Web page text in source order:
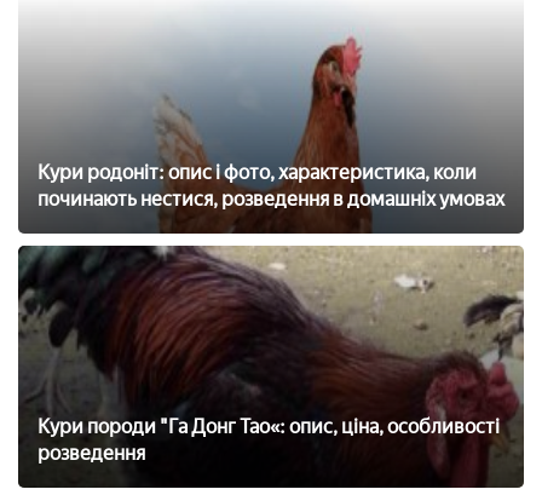
Кури родоніт: опис і фото, характеристика, коли
починають нестися, розведення в домашніх умовах
Кури породи "Га Донг Тао«: опис, ціна, особливості
розведення